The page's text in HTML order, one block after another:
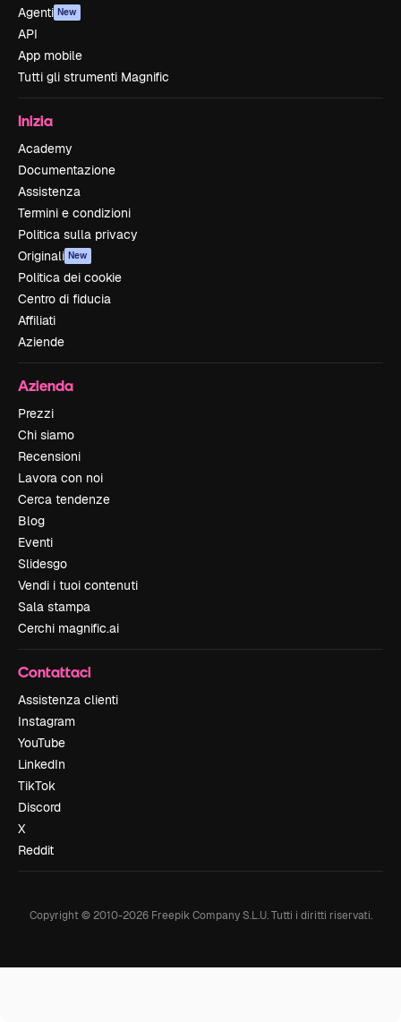
Agenti New
API
App mobile
Tutti gli strumenti Magnific
Inizia
Academy
Documentazione
Assistenza
Termini e condizioni
Politica sulla privacy
Originali New
Politica dei cookie
Centro di fiducia
Affiliati
Aziende
Azienda
Prezzi
Chi siamo
Recensioni
Lavora con noi
Cerca tendenze
Blog
Eventi
Slidesgo
Vendi i tuoi contenuti
Sala stampa
Cerchi magnific.ai
Contattaci
Assistenza clienti
Instagram
YouTube
LinkedIn
TikTok
Discord
X
Reddit
Copyright © 2010-2026Freepik Company S.L.U. Tutti i diritti riservati.